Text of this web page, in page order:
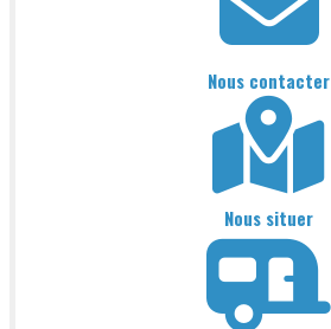
Nous contacter
Nous situer